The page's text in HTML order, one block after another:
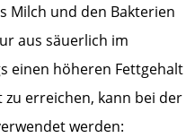
Milch und den Bakterien
aus säuerlich im
einen höheren Fettgehalt
erreichen, kann bei der
werden: